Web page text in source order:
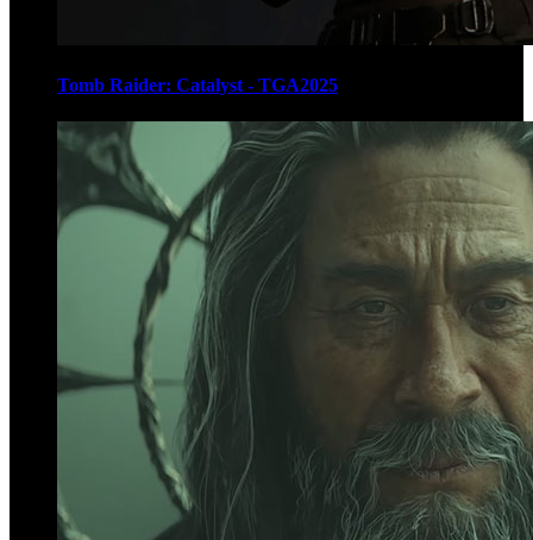
Tomb Raider: Catalyst - TGA2025